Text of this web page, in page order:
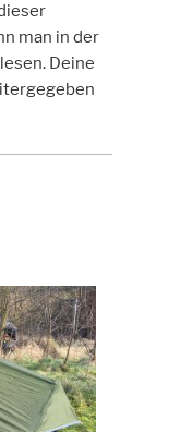
man in der
Deine